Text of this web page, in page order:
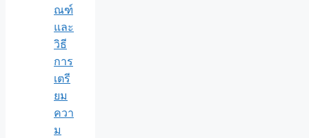
ณฑ์
และ
วิธี
การ
เตรี
ยม
ควา
ม